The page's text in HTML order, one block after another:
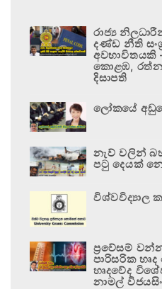
රාජ්‍ය
දණ්ඩ නීති
කොළඹ,
දිසාපති
ලෝකයේ
නැව් වලින්
පටු දෙයක්
විශ්වවිද්‍යාල
ප්‍රවේසම්
පාරිසරික
හෘදවේද
නාමල්